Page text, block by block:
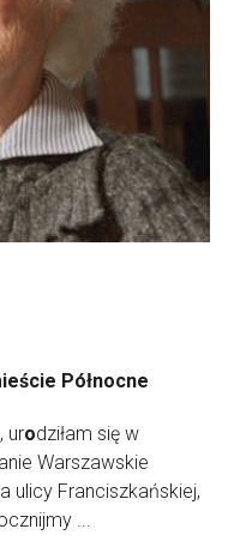
Północne
urodziłam się w
Warszawskie
ulicy Franciszkańskiej,
...